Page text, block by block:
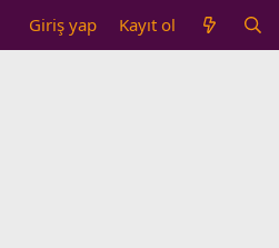
Giriş yap Kayıt ol